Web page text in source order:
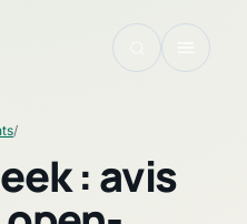
/
: avis